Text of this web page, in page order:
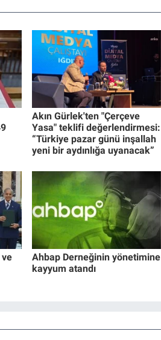
Akın Gürlek'ten "Çerçeve
Yasa" teklifi değerlendirmesi:
“Türkiye pazar günü inşallah
yeni bir aydınlığa uyanacak”
Ahbap Derneğinin yönetimine
kayyum atandı